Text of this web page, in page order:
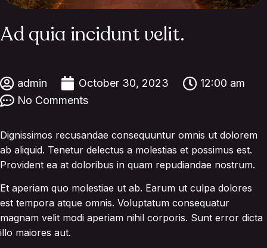
Ad quia incidunt velit.
admin October 30, 2023
12:00 am
No Comments
Dignissimos recusandae consequuntur omnis ut dolorem
ab aliquid. Tenetur delectus a molestias et possimus est.
Provident ea at doloribus in quam repudiandae nostrum.
Et aperiam quo molestiae ut ab. Earum ut culpa dolores
est tempora atque omnis. Voluptatum consequatur
magnam velit modi aperiam nihil corporis. Sunt error dicta
illo maiores aut.